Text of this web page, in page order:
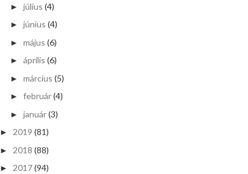
► július (4)
► június (4)
► május (6)
► április (6)
► március (5)
► február(4)
► január(3)
► 2019 (81)
► 2018 (88)
► 2017(94)